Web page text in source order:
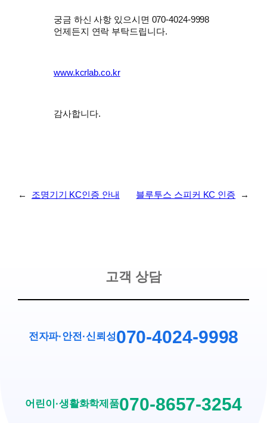
궁금 하신 사항 있으시면 070-4024-9998
언제든지 연락 부탁드립니다.
www.kcrlab.co.kr
감사합니다.
← 조명기기 KC인증 안내 블루투스 스피커 KC 인증 →
고객 상담
전자파·안전·신뢰성070-4024-9998
어린이·생활화학제품070-8657-3254